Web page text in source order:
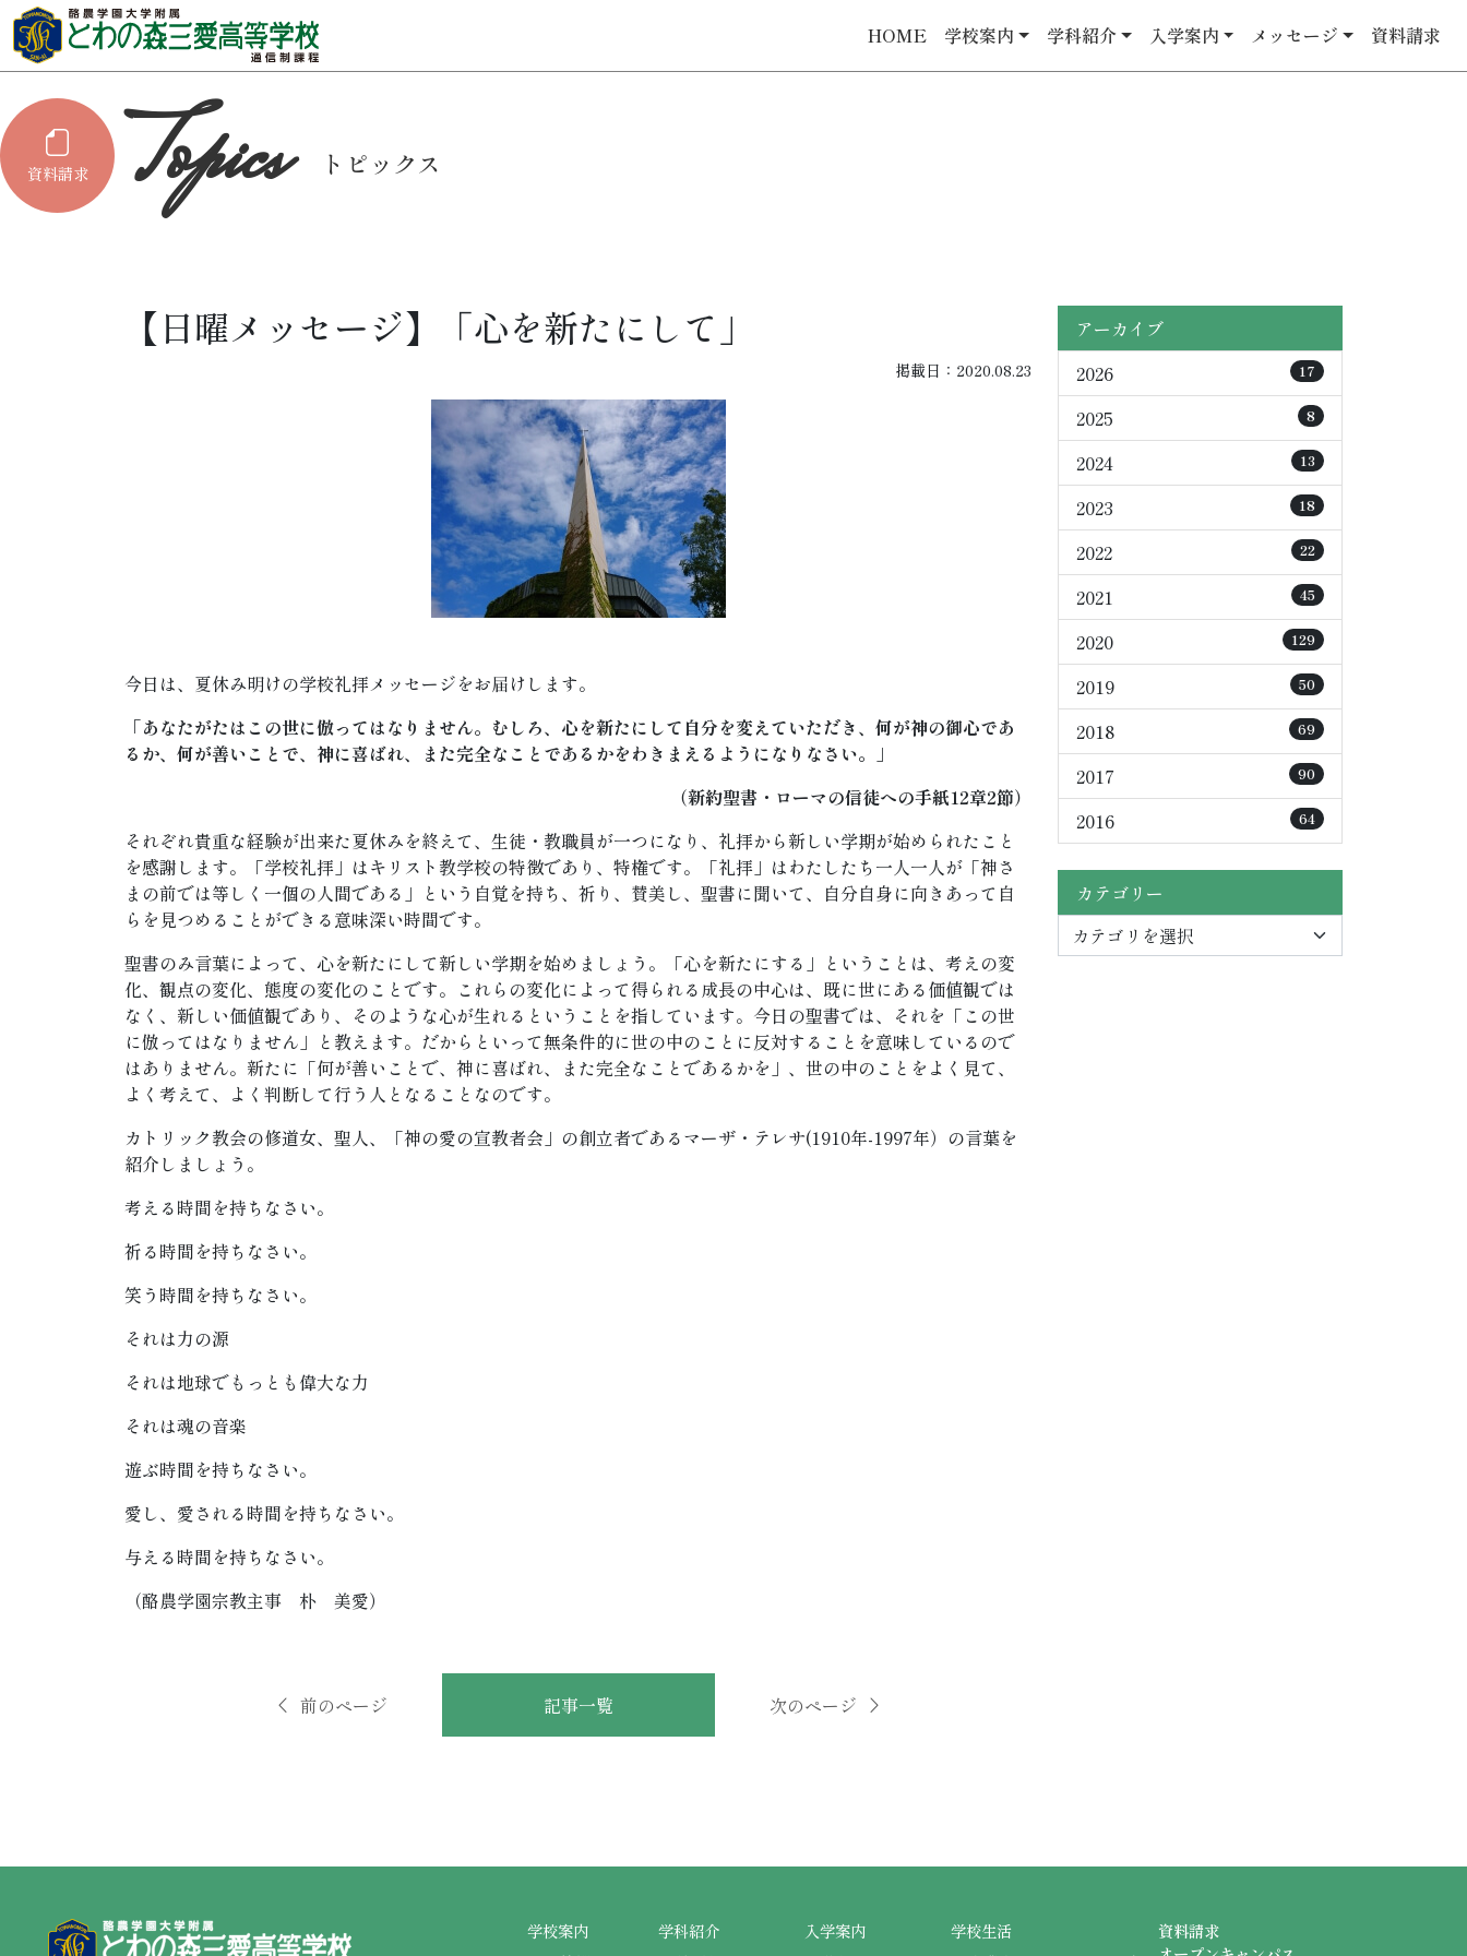
HOME 学校案内 学科紹介 入学案内 メッセージ 資料請求
トピックス
【日曜メッセージ】「心を新たにして」
掲載日：2020.08.23
今日は、夏休み明けの学校礼拝メッセージをお届けします。
「あなたがたはこの世に倣ってはなりません。むしろ、心を新たにして自分を変えていただき、何が神の御心であ
るか、何が善いことで、神に喜ばれ、また完全なことであるかをわきまえるようになりなさい。」
（新約聖書・ローマの信徒への手紙12章2節）
それぞれ貴重な経験が出来た夏休みを終えて、生徒・教職員が一つになり、礼拝から新しい学期が始められたこと
を感謝します。「学校礼拝」はキリスト教学校の特徴であり、特権です。「礼拝」はわたしたち一人一人が「神さ
まの前では等しく一個の人間である」という自覚を持ち、祈り、賛美し、聖書に聞いて、自分自身に向きあって自
らを見つめることができる意味深い時間です。
聖書のみ言葉によって、心を新たにして新しい学期を始めましょう。「心を新たにする」ということは、考えの変
化、観点の変化、態度の変化のことです。これらの変化によって得られる成長の中心は、既に世にある価値観では
なく、新しい価値観であり、そのような心が生れるということを指しています。今日の聖書では、それを「この世
に倣ってはなりません」と教えます。だからといって無条件的に世の中のことに反対することを意味しているので
はありません。新たに「何が善いことで、神に喜ばれ、また完全なことであるかを」、世の中のことをよく見て、
よく考えて、よく判断して行う人となることなのです。
カトリック教会の修道女、聖人、「神の愛の宣教者会」の創立者であるマーザ・テレサ(1910年-1997年）の言葉を
紹介しましょう。
考える時間を持ちなさい。
祈る時間を持ちなさい。
笑う時間を持ちなさい。
それは力の源
それは地球でもっとも偉大な力
それは魂の音楽
遊ぶ時間を持ちなさい。
愛し、愛される時間を持ちなさい。
与える時間を持ちなさい。
（酪農学園宗教主事 朴 美愛）
前のページ 記事一覧 次のページ
アーカイブ
2026
17
2025 8
2024 13
2023 18
2022 22
2021 45
2020 129
2019 50
2018 69
2017 90
2016 64
カテゴリー
学校案内
学科紹介
入学案内
学校生活
資料請求
資料請求